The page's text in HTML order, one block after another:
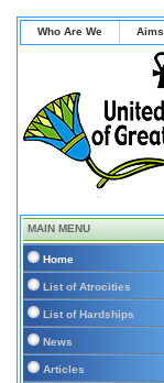
Who Are We Aims
MAIN MENU
Home
List of Atrocities
List of Hardships
News
Articles